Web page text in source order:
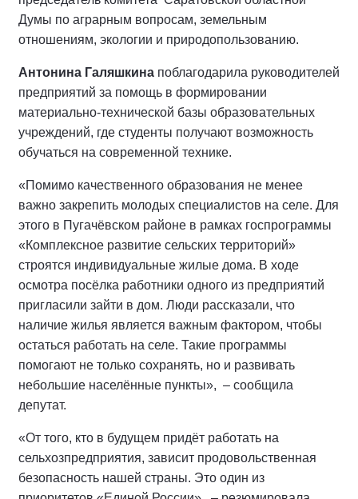
Думы по аграрным вопросам, земельным
отношениям, экологии и природопользованию.
Антонина Галяшкина поблагодарила руководителей
предприятий за помощь в формировании
материально-технической базы образовательных
учреждений, где студенты получают возможность
обучаться на современной технике.
«Помимо качественного образования не менее
важно закрепить молодых специалистов на селе. Для
этого в Пугачёвском районе в рамках госпрограммы
«Комплексное развитие сельских территорий»
строятся индивидуальные жилые дома. В ходе
осмотра посёлка работники одного из предприятий
пригласили зайти в дом. Люди рассказали, что
наличие жилья является важным фактором, чтобы
остаться работать на селе. Такие программы
помогают не только сохранять, но и развивать
небольшие населённые пункты», – сообщила
депутат.
«От того, кто в будущем придёт работать на
сельхозпредприятия, зависит продовольственная
безопасность нашей страны. Это один из